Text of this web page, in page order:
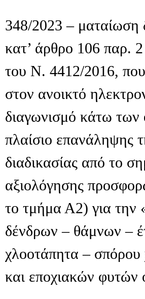
348/2023 – ματαίωση
κατ’ άρθρο 106 παρ.
του Ν. 4412/2016,
στον ανοικτό
διαγωνισμό κάτω των
πλαίσιο επανάληψης
διαδικασίας από το
αξιολόγησης
το τμήμα Α2) για την
δένδρων – θάμνων –
χλοοτάπητα – σπόρου
και εποχιακών